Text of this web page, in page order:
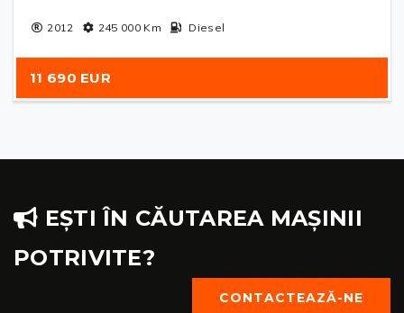
2012 245 000Km Diesel
11 690 EUR
EȘTI ÎN CĂUTAREA MAȘINII
POTRIVITE?
CONTACTEAZĂ-NE